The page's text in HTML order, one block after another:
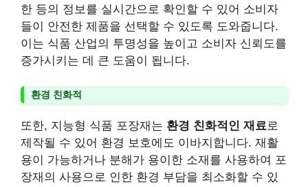
한 등의 정보를 실시간으로 확인할 수 있어 소비자
들이 안전한 제품을 선택할 수 있도록 도와줍니다.
이는 식품 산업의 투명성을 높이고 소비자 신뢰도를
증가시키는 데 큰 도움이 됩니다.
환경 친화적
또한, 지능형 식품 포장재는 환경 친화적인 재료로
제작될 수 있어 환경 보호에도 이바지합니다. 재활
용이 가능하거나 분해가 용이한 소재를 사용하여 포
장재의 사용으로 인한 환경 부담을 최소화할 수 있